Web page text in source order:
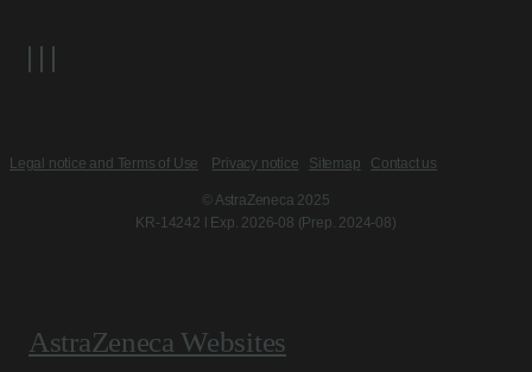
Legal notice and Terms of Use Privacy notice Sitemap Contact us
© AstraZeneca 2025
KR-14242 l Exp. 2026-08 (Prep. 2024-08)
AstraZeneca Websites